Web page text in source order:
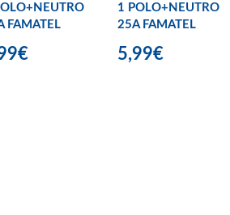
FAMATEL
1 POLO+NEUTRO
25A FAMATEL
5,99€